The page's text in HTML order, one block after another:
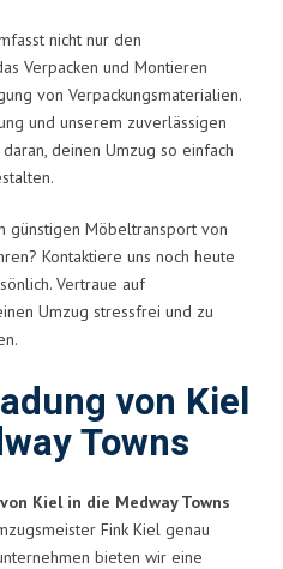
nicht nur den
Verpacken und Montieren
von Verpackungsmaterialien.
und unserem zuverlässigen
deinen Umzug so einfach
günstigen Möbeltransport von
Kontaktiere uns noch heute
Vertraue auf
Umzug stressfrei und zu
von Kiel
Towns
Kiel in die Medway Towns
Fink Kiel genau
bieten wir eine